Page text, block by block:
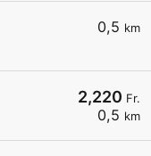
0,5 km
2,220 Fr.
0,5 km